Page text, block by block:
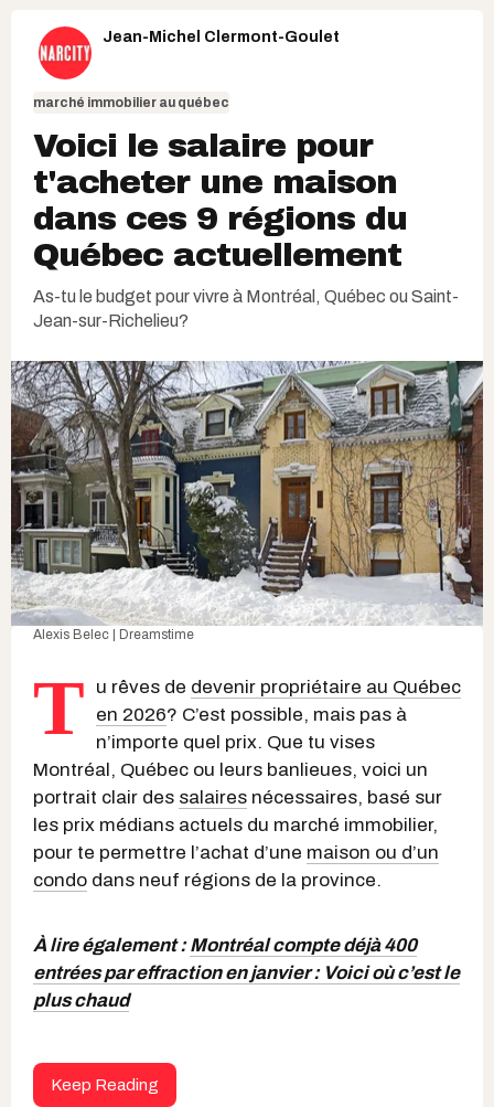
Jean-Michel Clermont-Goulet
marché immobilier au québec
Voici le salaire pour
t'acheter une maison
dans ces 9 régions du
Québec actuellement
As-tu le budget pour vivre à Montréal, Québec ou Saint-
Jean-sur-Richelieu?
Alexis Belec | Dreamstime
T u rêves de devenir propriétaire au Québec
en 2026? C’est possible, mais pas à
n’importe quel prix. Que tu vises
Montréal, Québec ou leurs banlieues, voici un
portrait clair des salaires nécessaires, basé sur
les prix médians actuels du marché immobilier,
pour te permettre l’achat d’une maison ou d’un
condo dans neuf régions de la province.
À lire également :Montréal compte déjà 400
entrées par effraction en janvier : Voici où c’est le
plus chaud
Keep Reading